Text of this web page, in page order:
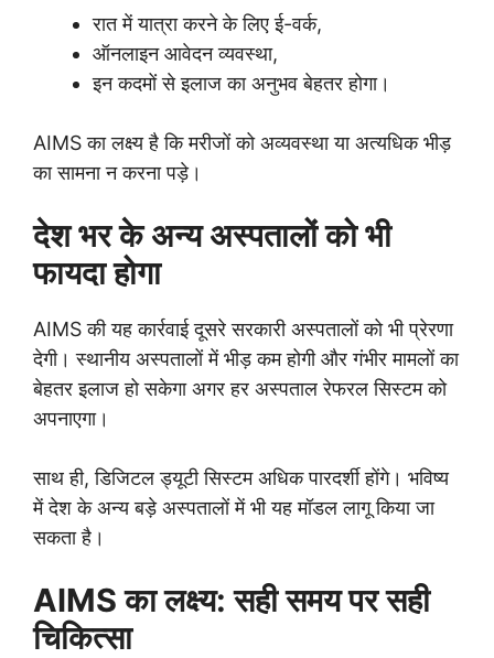
रात में यात्रा करने के लिए ई-वर्क,
ऑनलाइन आवेदन व्यवस्था,
इन कदमों से इलाज का अनुभव बेहतर होगा।
AIMS का लक्ष्य है कि मरीजों को अव्यवस्था या अत्यधिक भीड़
का सामना न करना पड़े।
देश भर के अन्य अस्पतालों को भी
फायदा होगा
AIMS की यह कार्रवाई दूसरे सरकारी अस्पतालों को भी प्रेरणा
देगी। स्थानीय अस्पतालों में भीड़ कम होगी और गंभीर मामलों का
बेहतर इलाज हो सकेगा अगर हर अस्पताल रेफरल सिस्टम को
अपनाएगा।
साथ ही, डिजिटल ड्यूटी सिस्टम अधिक पारदर्शी होंगे। भविष्य
में देश के अन्य बड़े अस्पतालों में भी यह मॉडल लागू किया जा
सकता है।
AIMS का लक्ष्य: सही समय पर सही
चिकित्सा